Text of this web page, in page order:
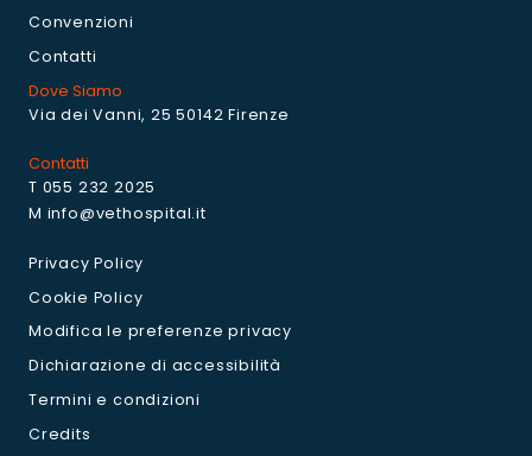
Convenzioni
Contatti
Dove Siamo
Via dei Vanni, 25 50142 Firenze
Contatti
T 055 232 2025
M info@vethospital.it
Privacy Policy
Cookie Policy
Modifica le preferenze privacy
Dichiarazione di accessibilità
Termini e condizioni
Credits